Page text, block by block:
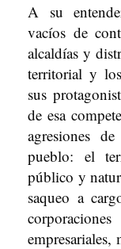
A su
vacíos de
alcaldías y
territorial y
sus
de esa
agresiones
pueblo: el
público y
saqueo a